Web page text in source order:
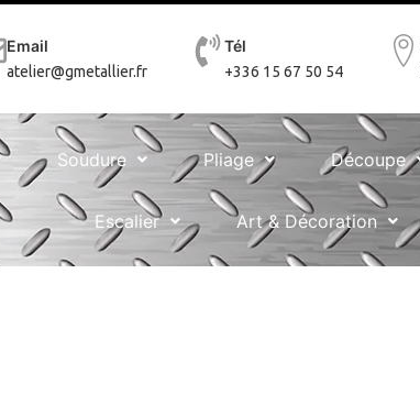
Email
atelier@gmetallier.fr
Tél
+336 15 67 50 54
Soudure Pliage Découpe
Escalier Art & Décoration